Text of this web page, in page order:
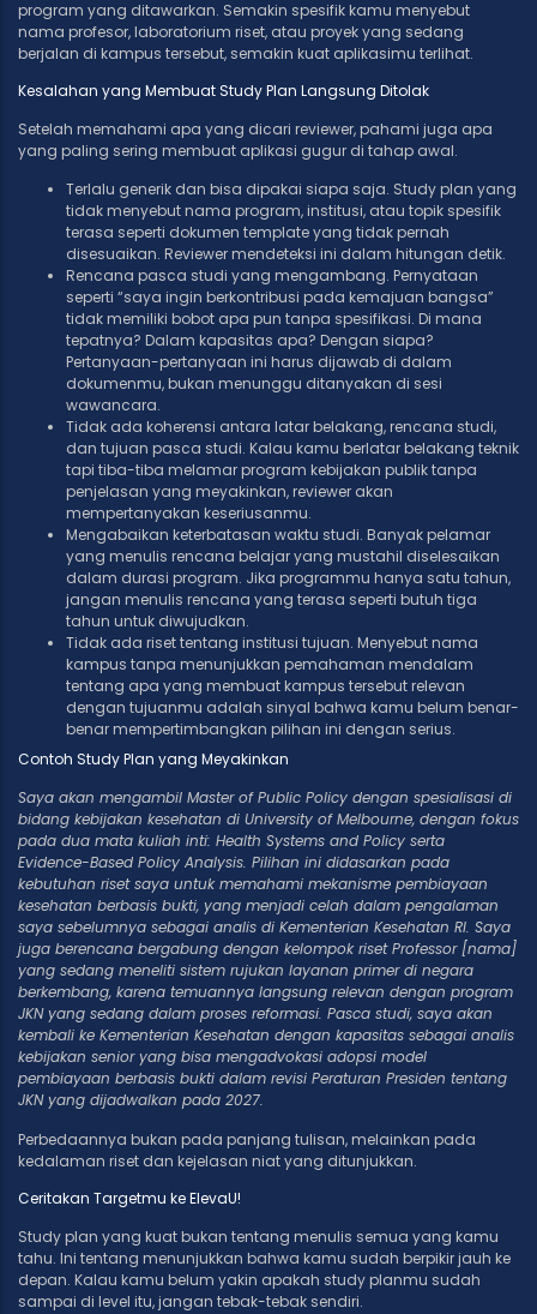
program yang ditawarkan. Semakin spesifik kamu menyebut
nama profesor, laboratorium riset, atau proyek yang sedang
berjalan di kampus tersebut, semakin kuat aplikasimu terlihat.
Kesalahan yang Membuat Study Plan Langsung Ditolak
Setelah memahami apa yang dicari reviewer, pahami juga apa
yang paling sering membuat aplikasi gugur di tahap awal.
Terlalu generik dan bisa dipakai siapa saja. Study plan yang
tidak menyebut nama program, institusi, atau topik spesifik
terasa seperti dokumen template yang tidak pernah
disesuaikan. Reviewer mendeteksi ini dalam hitungan detik.
Rencana pasca studi yang mengambang. Pernyataan
seperti “saya ingin berkontribusi pada kemajuan bangsa”
tidak memiliki bobot apa pun tanpa spesifikasi. Di mana
tepatnya? Dalam kapasitas apa? Dengan siapa?
Pertanyaan-pertanyaan ini harus dijawab di dalam
dokumenmu, bukan menunggu ditanyakan di sesi
wawancara.
Tidak ada koherensi antara latar belakang, rencana studi,
dan tujuan pasca studi. Kalau kamu berlatar belakang teknik
tapi tiba-tiba melamar program kebijakan publik tanpa
penjelasan yang meyakinkan, reviewer akan
mempertanyakan keseriusanmu.
Mengabaikan keterbatasan waktu studi. Banyak pelamar
yang menulis rencana belajar yang mustahil diselesaikan
dalam durasi program. Jika programmu hanya satu tahun,
jangan menulis rencana yang terasa seperti butuh tiga
tahun untuk diwujudkan.
Tidak ada riset tentang institusi tujuan. Menyebut nama
kampus tanpa menunjukkan pemahaman mendalam
tentang apa yang membuat kampus tersebut relevan
dengan tujuanmu adalah sinyal bahwa kamu belum benar-
benar mempertimbangkan pilihan ini dengan serius.
Contoh Study Plan yang Meyakinkan
Saya akan mengambil Master of Public Policy dengan spesialisasi di
bidang kebijakan kesehatan di University of Melbourne, dengan fokus
pada dua mata kuliah inti: Health Systems and Policy serta
Evidence-Based Policy Analysis. Pilihan ini didasarkan pada
kebutuhan riset saya untuk memahami mekanisme pembiayaan
kesehatan berbasis bukti, yang menjadi celah dalam pengalaman
saya sebelumnya sebagai analis di Kementerian Kesehatan RI. Saya
juga berencana bergabung dengan kelompok riset Professor [nama]
yang sedang meneliti sistem rujukan layanan primer di negara
berkembang, karena temuannya langsung relevan dengan program
JKN yang sedang dalam proses reformasi. Pasca studi, saya akan
kembali ke Kementerian Kesehatan dengan kapasitas sebagai analis
kebijakan senior yang bisa mengadvokasi adopsi model
pembiayaan berbasis bukti dalam revisi Peraturan Presiden tentang
JKN yang dijadwalkan pada 2027.
Perbedaannya bukan pada panjang tulisan, melainkan pada
kedalaman riset dan kejelasan niat yang ditunjukkan.
Ceritakan Targetmu ke ElevaU!
Study plan yang kuat bukan tentang menulis semua yang kamu
tahu. Ini tentang menunjukkan bahwa kamu sudah berpikir jauh ke
depan. Kalau kamu belum yakin apakah study planmu sudah
sampai di level itu, jangan tebak-tebak sendiri.